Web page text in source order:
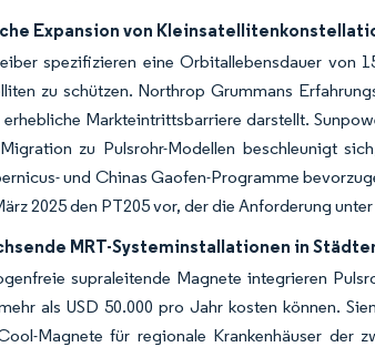
Expansion von
spezifizieren eine Orbitallebensdauer von
zu schützen. Northrop Grummans
erhebliche Markteintrittsbarriere darstellt.
zu Pulsrohr-Modellen beschleunigt
und Chinas Gaofen-Programme
2025 den PT205 vor, der die Anforderung
MRT-Systeminstallationen in
supraleitende Magnete integrieren
als USD 50.000 pro Jahr kosten können.
Magnete für regionale Krankenhäuser der